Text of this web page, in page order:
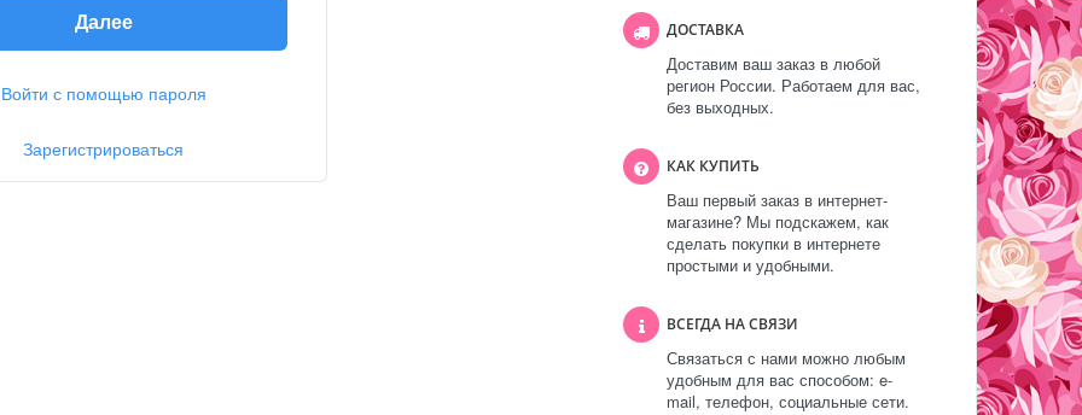
Далее
Войти с помощью пароля
Зарегистрироваться
ДОСТАВКА
Доставим ваш заказ в любой
регион России. Работаем для вас,
без выходных.
КАК КУПИТЬ
Ваш первый заказ в интернет-
магазине? Мы подскажем, как
сделать покупки в интернете
простыми и удобными.
ВСЕГДА НА СВЯЗИ
Связаться с нами можно любым
удобным для вас способом: e-
mail, телефон, социальные сети.